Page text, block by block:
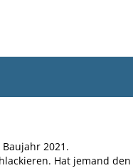
2021.
Hat jemand